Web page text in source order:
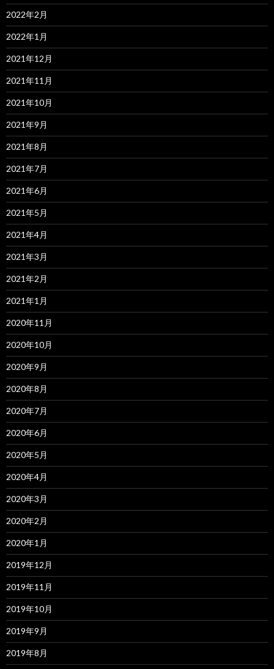
2022年2月
2022年1月
2021年12月
2021年11月
2021年10月
2021年9月
2021年8月
2021年7月
2021年6月
2021年5月
2021年4月
2021年3月
2021年2月
2021年1月
2020年11月
2020年10月
2020年9月
2020年8月
2020年7月
2020年6月
2020年5月
2020年4月
2020年3月
2020年2月
2020年1月
2019年12月
2019年11月
2019年10月
2019年9月
2019年8月